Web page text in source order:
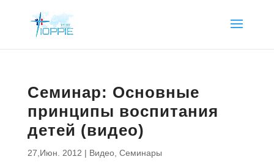
Семинар: Основные
принципы воспитания
детей (видео)
27,Июн. 2012 | Видео, Семинары